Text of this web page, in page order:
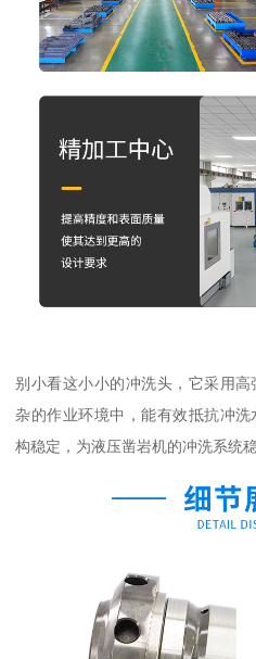
别小看这小小的冲洗头，它采用
杂的作业环境中，能有效抵抗冲
构稳定，为液压凿岩机的冲洗系统